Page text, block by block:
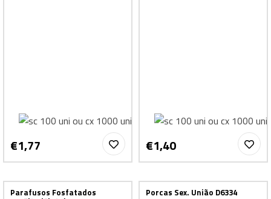
€1,77 €1,40
Parafusos Fosfatados Porcas Sex. União D6334